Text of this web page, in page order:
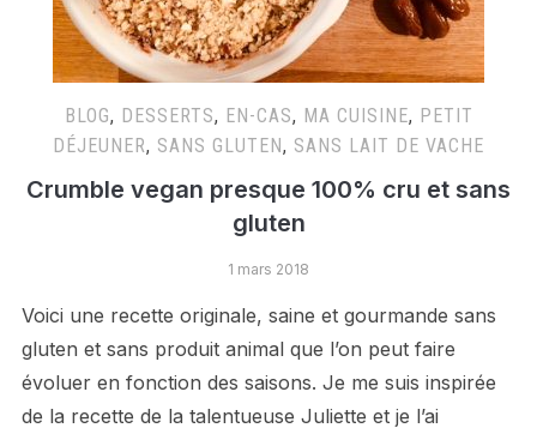
BLOG, DESSERTS, EN-CAS, MA CUISINE, PETIT
DÉJEUNER, SANS GLUTEN, SANS LAIT DE VACHE
Crumble vegan presque 100% cru et sans
gluten
1 mars 2018
Voici une recette originale, saine et gourmande sans
gluten et sans produit animal que l’on peut faire
évoluer en fonction des saisons. Je me suis inspirée
de la recette de la talentueuse Juliette et je l’ai